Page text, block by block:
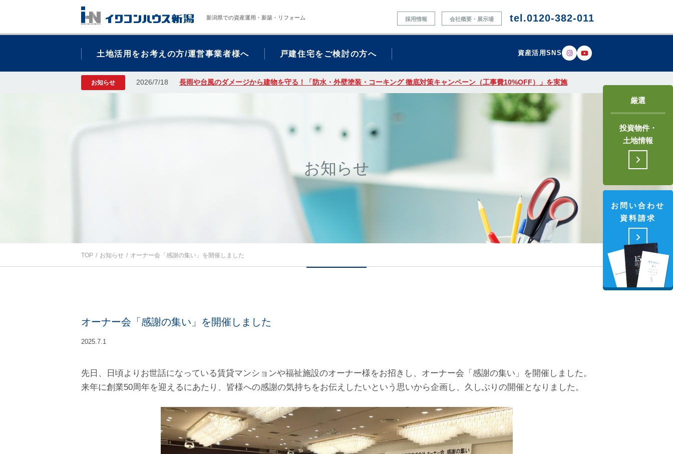
新潟県での資産運用・新築・リフォーム 採用情報 会社概要・展示場 tel.0120-382-011
土地活用をお考えの方/運営事業者様へ 戸建住宅をご検討の方へ 資産活用SNS
お知らせ 2026/7/18 長雨や台風のダメージから建物を守る！「防水・外壁塗装・コーキング 徹底対策キャンペーン（工事費10%OFF）」を実施
お知らせ
TOP お知らせ オーナー会「感謝の集い」を開催しました
オーナー会「感謝の集い」を開催しました
2025.7.1
先日、日頃よりお世話になっている賃貸マンションや福祉施設のオーナー様をお招きし、オーナー会「感謝の集い」を開催しました。
来年に創業50周年を迎えるにあたり、皆様への感謝の気持ちをお伝えしたいという思いから企画し、久しぶりの開催となりました。
厳選
投資物件・
土地情報
お問い合わせ
資料請求